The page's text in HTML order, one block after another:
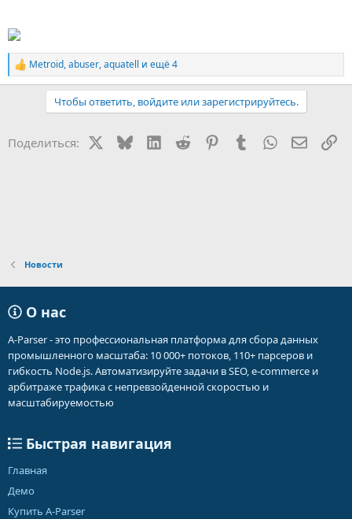
Р
е
и
Metroid,abuser,aquatell и ещё 4
Чтобы ответить, войдите или зарегистрируйтесь.
Поделиться: BlueskyLinkedIn
Reddit PinterestTumblr WhatsApp
Новости
О нас
A-Parser - это профессиональная платформа для сбора данных
промышленного масштаба: 10 000+ потоков, 110+ парсеров и
гибкость Node.js. Автоматизируйте задачи в SEO, e-commerce и
арбитраже трафика с непревзойденной скоростью и
масштабируемостью
Быстрая навигация
Главная
Демо
Купить A-Parser